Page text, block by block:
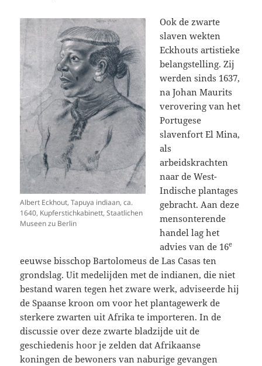
Albert Eckhout, Tapuya indiaan, ca.
1640, Kupferstichkabinett, Staatlichen
Museen zu Berlin
Ook de zwarte
slaven wekten
Eckhouts artistieke
belangstelling. Zij
werden sinds 1637,
na Johan Maurits
verovering van het
Portugese
slavenfort El Mina,
als
arbeidskrachten
naar de West-
Indische plantages
gebracht. Aan deze
mensonterende
handel lag het
advies van de 16e
eeuwse bisschop Bartolomeus de Las Casas ten
grondslag. Uit medelijden met de indianen, die niet
bestand waren tegen het zware werk, adviseerde hij
de Spaanse kroon om voor het plantagewerk de
sterkere zwarten uit Afrika te importeren. In de
discussie over deze zwarte bladzijde uit de
geschiedenis hoor je zelden dat Afrikaanse
koningen de bewoners van naburige gevangen